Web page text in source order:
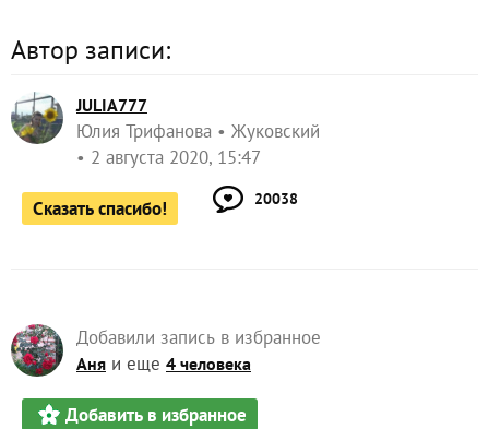
Автор записи:
JULIA777
Юлия Трифанова
Жуковский
2 августа 2020, 15:47
Сказать спасибо! 20038
Добавили запись в избранное
Аня и еще 4 человека
Добавить в избранное